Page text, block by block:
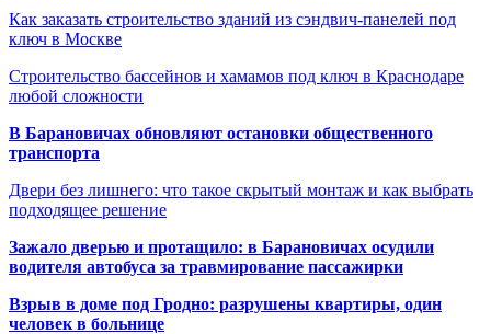
Как заказать строительство зданий из сэндвич-панелей под
ключ в Москве
Строительство бассейнов и хамамов под ключ в Краснодаре
любой сложности
В Барановичах обновляют остановки общественного
транспорта
Двери без лишнего: что такое скрытый монтаж и как выбрать
подходящее решение
Зажало дверью и протащило: в Барановичах осудили
водителя автобуса за травмирование пассажирки
Взрыв в доме под Гродно: разрушены квартиры, один
человек в больнице